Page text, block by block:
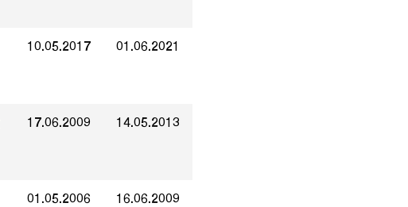
10.05.2017 01.06.2021
17.06.2009 14.05.2013
01.05.2006 16.06.2009